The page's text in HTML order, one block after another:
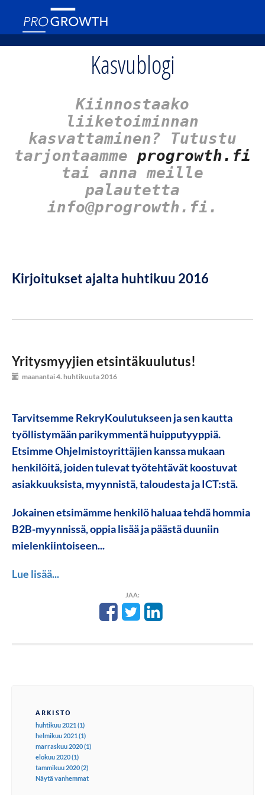
Kasvublogi
Kiinnostaako
liiketoiminnan
kasvattaminen? Tutustu
tarjontaamme progrowth.fi
tai anna meille
palautetta
info@progrowth.fi.
Kirjoitukset ajalta huhtikuu 2016
Yritysmyyjien etsintäkuulutus!
maanantai 4. huhtikuuta 2016
Tarvitsemme RekryKoulutukseen ja sen kautta
työllistymään parikymmentä huipputyyppiä.
Etsimme Ohjelmistoyrittäjien kanssa mukaan
henkilöitä, joiden tulevat työtehtävät koostuvat
asiakkuuksista, myynnistä, taloudesta ja ICT:stä.
Jokainen etsimämme henkilö haluaa tehdä hommia
B2B-myynnissä, oppia lisää ja päästä duuniin
mielenkiintoiseen...
Lue lisää...
JAA:
ARKISTO
huhtikuu 2021 (1)
helmikuu 2021 (1)
marraskuu 2020 (1)
elokuu 2020 (1)
tammikuu 2020 (2)
Näytä vanhemmat